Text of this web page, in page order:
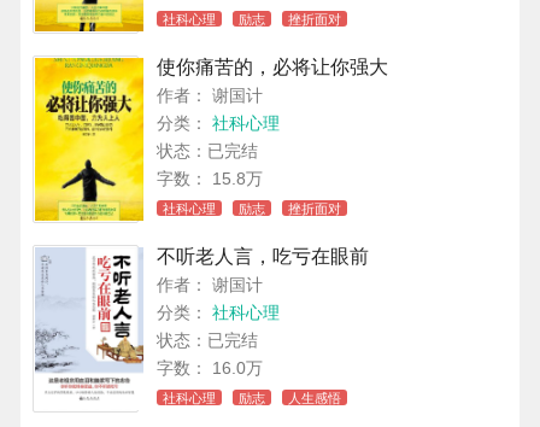
社科心理 励志 挫折面对
使你痛苦的，必将让你强大
作者： 谢国计
分类： 社科心理
状态：已完结
字数： 15.8万
社科心理 励志 挫折面对
不听老人言，吃亏在眼前
作者： 谢国计
分类： 社科心理
状态：已完结
字数： 16.0万
社科心理 励志 人生感悟